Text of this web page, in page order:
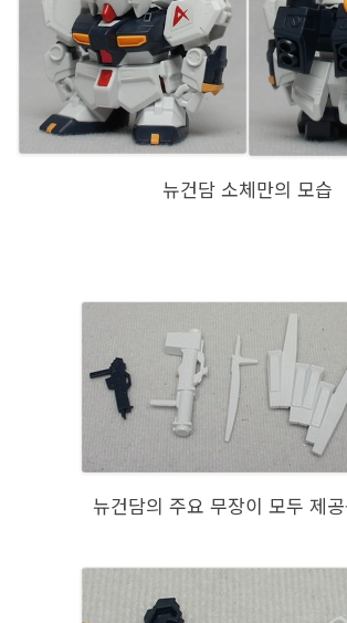
뉴건담 소체만의 모습
뉴건담의 주요 무장이 모두 제